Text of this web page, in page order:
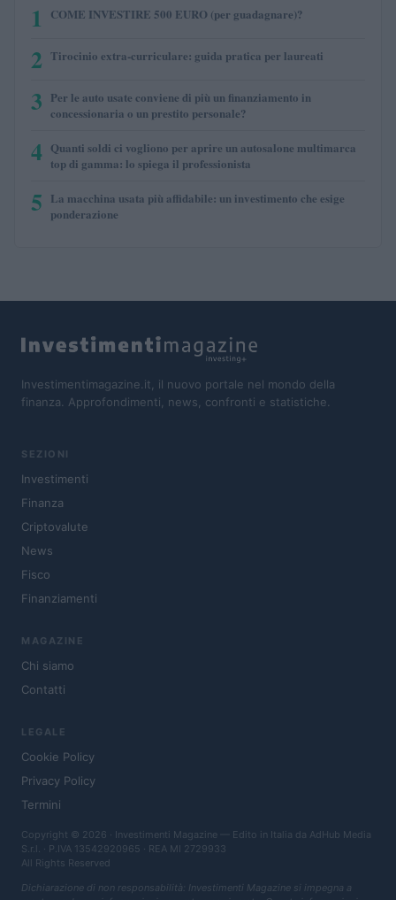
1 COME INVESTIRE 500 EURO (per guadagnare)?
2 Tirocinio extra-curriculare: guida pratica per laureati
3 Per le auto usate conviene di più un finanziamento in
concessionaria o un prestito personale?
4 Quanti soldi ci vogliono per aprire un autosalone multimarca
top di gamma: lo spiega il professionista
5 La macchina usata più affidabile: un investimento che esige
ponderazione
Investimentimagazine.it, il nuovo portale nel mondo della
finanza. Approfondimenti, news, confronti e statistiche.
SEZIONI
Investimenti
Finanza
Criptovalute
News
Fisco
Finanziamenti
MAGAZINE
Chi siamo
Contatti
LEGALE
Cookie Policy
Privacy Policy
Termini
Copyright © 2026 · Investimenti Magazine — Edito in Italia da AdHub Media
S.r.l. · P.IVA 13542920965 · REA MI 2729933
All Rights Reserved
Dichiarazione di non responsabilità: Investimenti Magazine si impegna a